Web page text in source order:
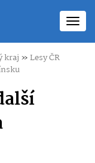
kraj »Lesy ČR